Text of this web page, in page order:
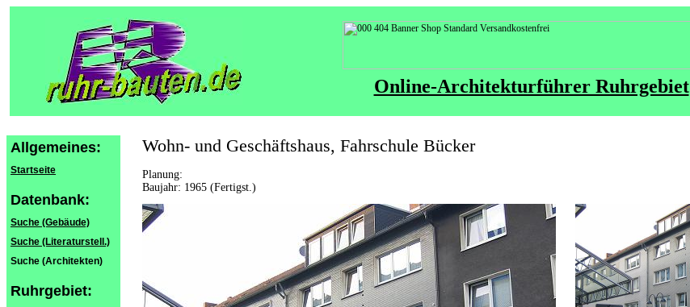
Online-Architekturführer Ruhrgebiet
Allgemeines:
Startseite
Datenbank:
Suche (Gebäude)
Suche (Literaturstell.)
Suche (Architekten)
Ruhrgebiet:
Wohn- und Geschäftshaus, Fahrschule Bücker
Planung:
Baujahr: 1965 (Fertigst.)